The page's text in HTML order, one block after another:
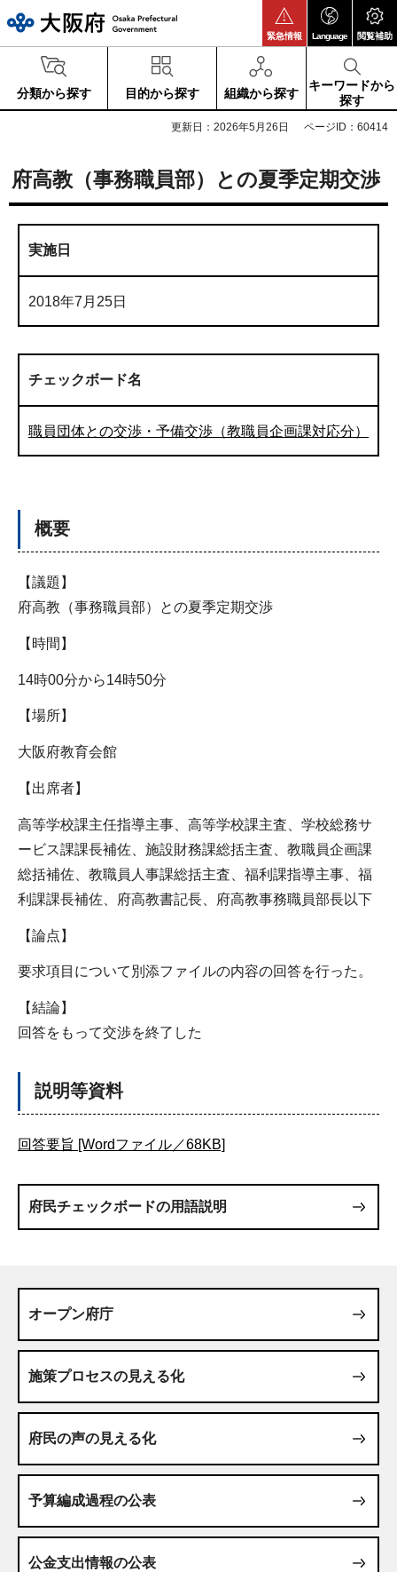
緊急情報 Language 閲覧補助
分類から探す 目的から探す 組織から探す
キーワードから
探す
更新日：2026年5月26日 ページID：60414
府高教（事務職員部）との夏季定期交渉
実施日
2018年7月25日
チェックボード名
職員団体との交渉・予備交渉（教職員企画課対応分）
概要
【議題】
府高教（事務職員部）との夏季定期交渉
【時間】
14時00分から14時50分
【場所】
大阪府教育会館
【出席者】
高等学校課主任指導主事、高等学校課主査、学校総務サ
ービス課課長補佐、施設財務課総括主査、教職員企画課
総括補佐、教職員人事課総括主査、福利課指導主事、福
利課課長補佐、府高教書記長、府高教事務職員部長以下
【論点】
要求項目について別添ファイルの内容の回答を行った。
【結論】
回答をもって交渉を終了した
説明等資料
回答要旨 [Wordファイル／68KB]
府民チェックボードの用語説明
オープン府庁
施策プロセスの見える化
府民の声の見える化
予算編成過程の公表
公金支出情報の公表